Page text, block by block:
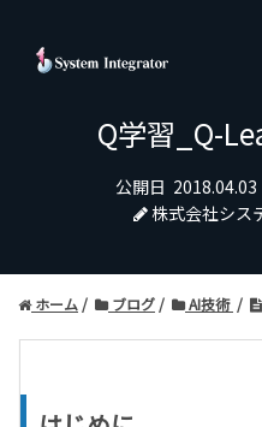
Q学習_Q-
公開日 2018.04.03
株式会社シス
ホーム ブログ AI技術